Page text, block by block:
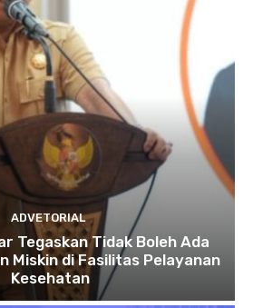
ADVETORIAL
Tegaskan Tidak Boleh Ada
Miskin di Fasilitas Pelayanan
Kesehatan